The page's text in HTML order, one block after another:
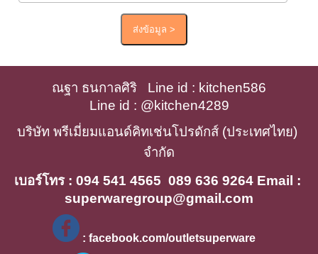
ณฐา ธนกาลศิริ   Line id : kitchen586
Line id : @kitchen4289
บริษัท พรีเมี่ยมแอนด์คิทเช่นโปรดักส์ (ประเทศไทย)
จำกัด
เบอร์โทร : 094 541 4565  089 636 9264 Email :
superwaregroup@gmail.com
: facebook.com/outletsuperware